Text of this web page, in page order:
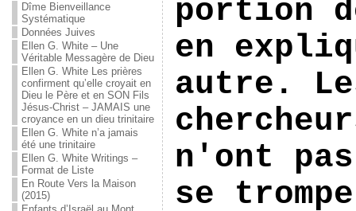
Dîme Bienveillance
Systématique
Données Juives
Ellen G. White – Une
Véritable Messagère de Dieu
Ellen G. White Les prières
confirment qu’elle croyait en
Dieu le Père et en SON Fils
Jésus-Christ – JAMAIS une
croyance en un dieu trinitaire
Ellen G. White n’a jamais
été une trinitaire
Ellen G. White Writings –
Format de Liste
En Route Vers la Maison
(2015)
portion
en
autre.
n'ont
se